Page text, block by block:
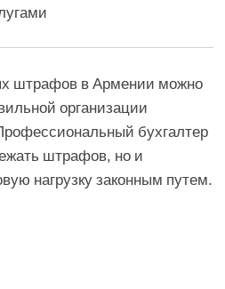
штрафов в Армении можно
организации
бухгалтер
штрафов, но и
нагрузку законным путем.